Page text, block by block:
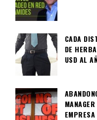
CADA
DE
USD AL